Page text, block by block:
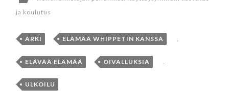
ja koulutus
ARKI , ELÄMÄÄ WHIPPETIN KANSSA ,
ELÄVÄÄ ELÄMÄÄ , OIVALLUKSIA ,
ULKOILU